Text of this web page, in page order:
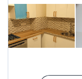
entière satisfaction.
ferons appel à lui à
recommande vivement
peintre de qualité.